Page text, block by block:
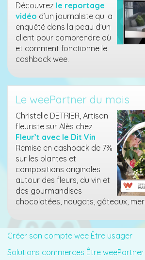
Découvrez le reportage
vidéo d’un journaliste qui a
enquêté dans la peau d’un
client pour comprendre où
et comment fonctionne le
cashback wee.
Le weePartner du mois
Christelle DETRIER, Artisan
fleuriste sur Alès chez
Fleur’t avec le Dit Vin
Remise en cashback de 7%
sur les plantes et
compositions originales
autour des fleurs, du vin et
des gourmandises
chocolatées, nougats, gâteaux,
Créer son compte wee Être usager
Solutions commerces Être weePartner